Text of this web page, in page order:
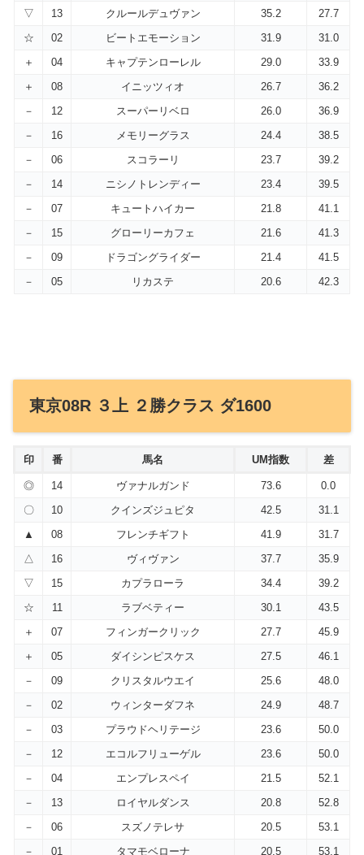
▽
13 クルールデュヴァン 35.2
27.7
☆
02 ビートエモーション 31.9
31.0
＋
04 キャプテンローレル 29.0
33.9
＋
08 イニッツィオ 26.7
36.2
－
12 スーパーリベロ 26.0
36.9
－
16 メモリーグラス 24.4
38.5
－
06 スコラーリ 23.7
39.2
－
14 ニシノトレンディー 23.4
39.5
－
07 キュートハイカー 21.8
41.1
－
15 グローリーカフェ 21.6
41.3
－
09 ドラゴングライダー 21.4
41.5
－
05 リカステ 20.6 42.3
東京08R ３上 ２勝クラス ダ1600
印 番 馬名 UM指数 差
◎ 14 ヴァナルガンド 73.6
0.0
〇
10 クインズジュピタ 42.5
31.1
▲
08 フレンチギフト 41.9
31.7
△
16 ヴィヴァン 37.7
35.9
▽
15 カプラローラ 34.4
39.2
☆
11 ラブベティー 30.1
43.5
＋
07 フィンガークリック 27.7
45.9
＋
05 ダイシンピスケス 27.5
46.1
－
09 クリスタルウエイ 25.6
48.0
－
02 ウィンターダフネ 24.9
48.7
－
03 プラウドヘリテージ 23.6
50.0
－
12 エコルフリューゲル 23.6
50.0
－
04 エンプレスペイ 21.5
52.1
－
13 ロイヤルダンス 20.8
52.8
－
06 スズノテレサ 20.5
53.1
－
01 タマモベローナ 20.5 53.1